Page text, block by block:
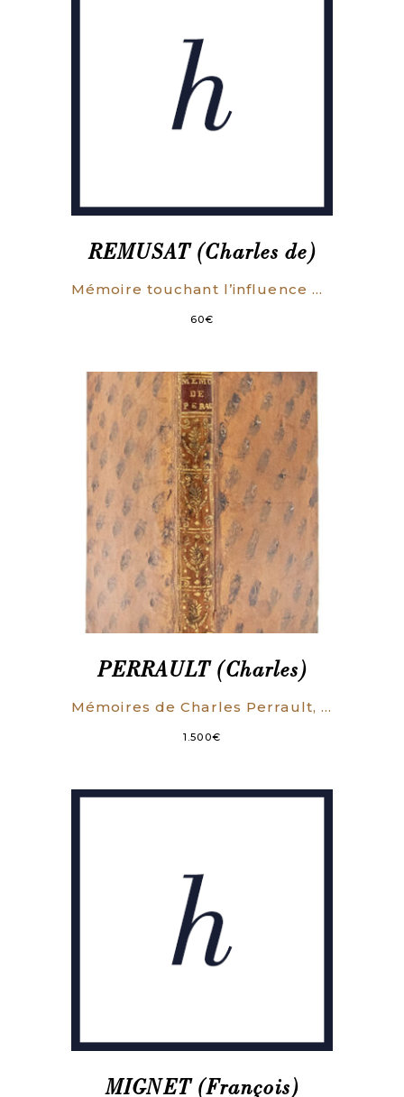
REMUSAT (Charles de)
Mémoire touchant l’influence de la scolastique sur la langue française, lu dans la séance du 6 mai 1854.
60€
PERRAULT (Charles)
Mémoires de Charles Perrault, De l’Académie Françoise, Et premier Commis des bâtimens du Roi. Contenant beaucoup de particularités & d’anecdotes intéressantes du ministère de M. Colbert.
1.500€
MIGNET (François)